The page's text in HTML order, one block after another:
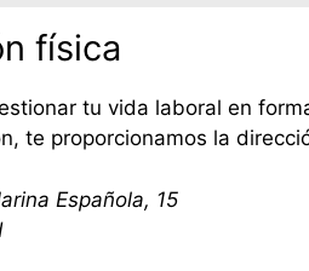
física
tu vida laboral en
te proporcionamos la
Española, 15